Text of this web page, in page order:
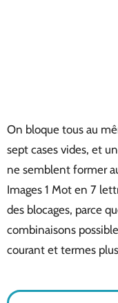
On bloque tous au
sept cases vides, et
ne semblent former
Images 1 Mot en 7
des blocages, parce
combinaisons
courant et termes